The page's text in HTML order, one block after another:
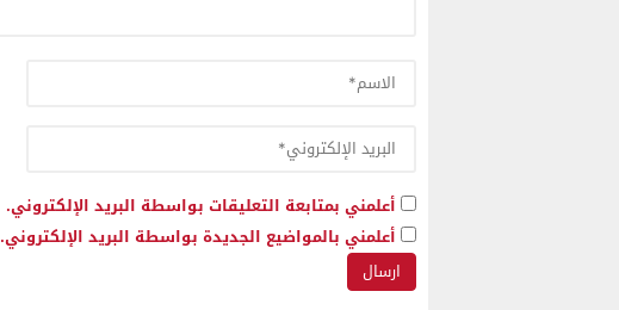
أعلمني بمتابعة التعليقات بواسطة البريد الإلكتروني.
أعلمني بالمواضيع الجديدة بواسطة البريد الإلكتروني.